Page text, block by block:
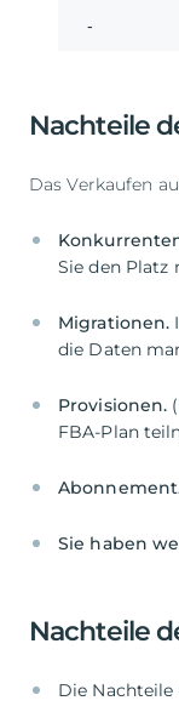
-
Nachteile
Das Verkaufen
Migrationen.
Provisionen.
Sie haben
Nachteile